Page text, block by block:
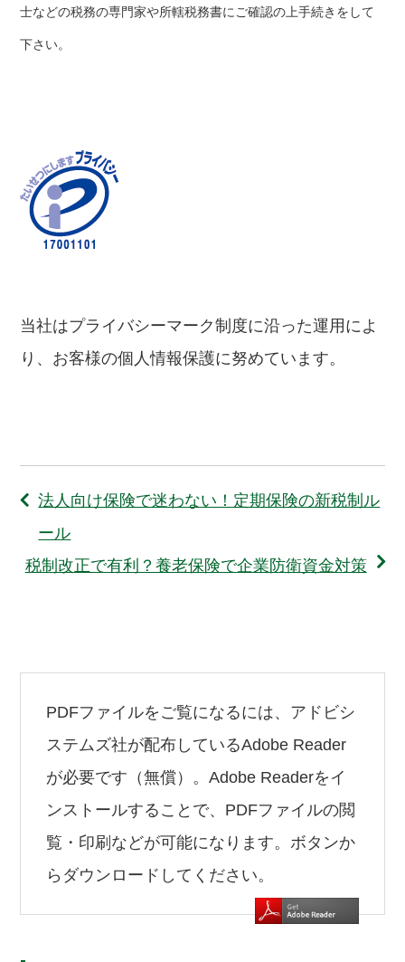
士などの税務の専門家や所轄税務書にご確認の上手続きをして
下さい。
当社はプライバシーマーク制度に沿った運用によ
り、お客様の個人情報保護に努めています。
法人向け保険で迷わない！定期保険の新税制ル
ール
税制改正で有利？養老保険で企業防衛資金対策
PDFファイルをご覧になるには、アドビシ
ステムズ社が配布しているAdobe Reader
が必要です（無償）。Adobe Readerをイ
ンストールすることで、PDFファイルの閲
覧・印刷などが可能になります。ボタンか
らダウンロードしてください。